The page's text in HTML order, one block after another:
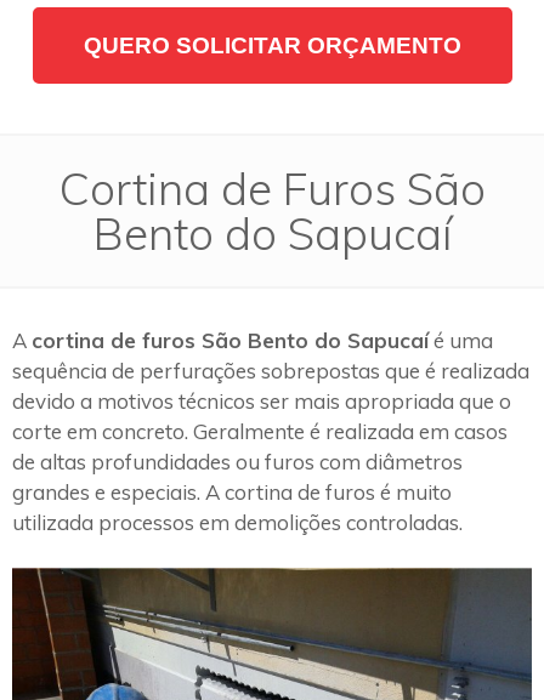
QUERO SOLICITAR ORÇAMENTO
Cortina de Furos São
Bento do Sapucaí
A cortina de furos São Bento do Sapucaíé uma
sequência de perfurações sobrepostas que é realizada
devido a motivos técnicos ser mais apropriada que o
corte em concreto. Geralmente é realizada em casos
de altas profundidades ou furos com diâmetros
grandes e especiais. A cortina de furos é muito
utilizada processos em demolições controladas.